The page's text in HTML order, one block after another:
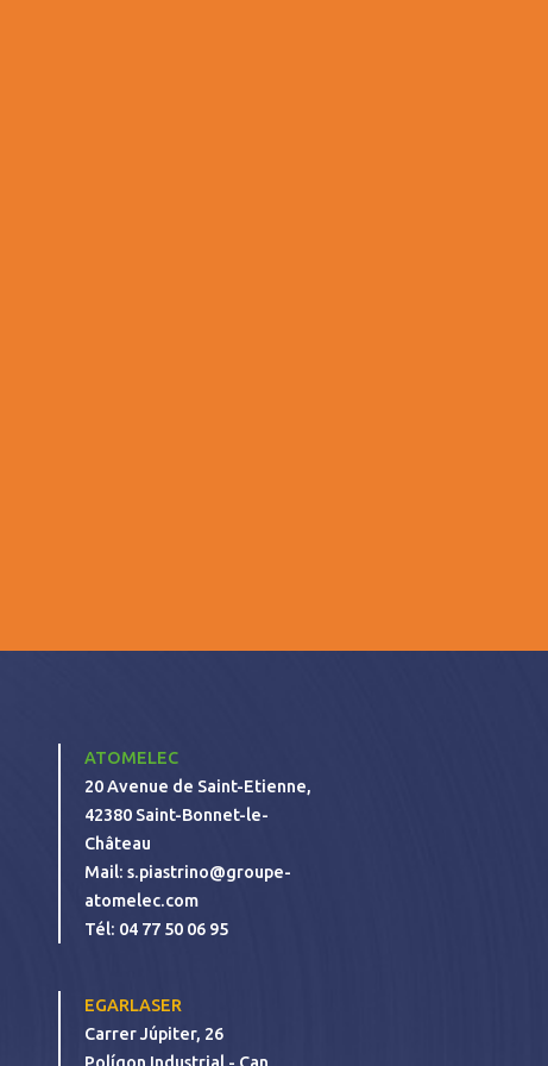
ATOMELEC
20 Avenue de Saint-Etienne,
42380 Saint-Bonnet-le-
Château
Mail: s.piastrino@groupe-
atomelec.com
Tél: 04 77 50 06 95
EGARLASER
Carrer Júpiter, 26
Polígon Industrial - Can